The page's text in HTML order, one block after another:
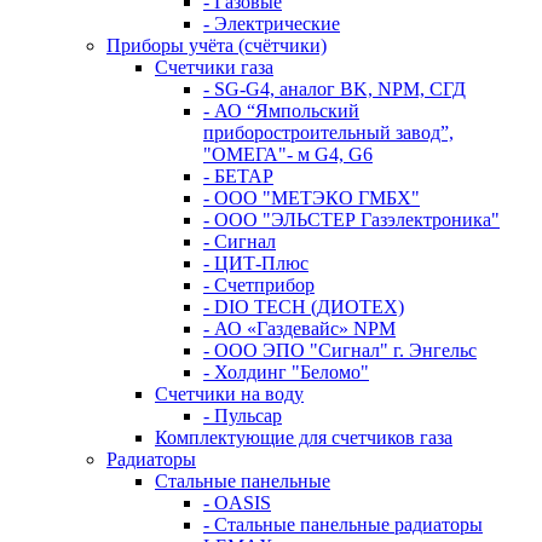
- Электрические
Приборы учёта (счётчики)
Счетчики газа
- SG-G4, аналог BK, NPM, СГД
- АО “Ямпольский
приборостроительный завод”,
"ОМЕГА"- м G4, G6
- БЕТАР
- ООО "МЕТЭКО ГМБХ"
- ООО "ЭЛЬСТЕР Газэлектроника"
- Сигнал
- ЦИТ-Плюс
- Счетприбор
- DIO TECH (ДИОТЕХ)
- АО «Газдевайс» NPM
- ООО ЭПО "Сигнал" г. Энгельс
- Холдинг "Беломо"
Счетчики на воду
- Пульсар
Комплектующие для счетчиков газа
Радиаторы
Стальные панельные
- OASIS
- Стальные панельные радиаторы